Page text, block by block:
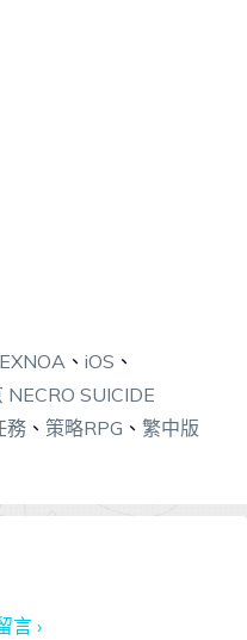
EXNOA、 iOS 、
NECRO SUICIDE
務 、 策略RPG 、 繁中版
言 ›